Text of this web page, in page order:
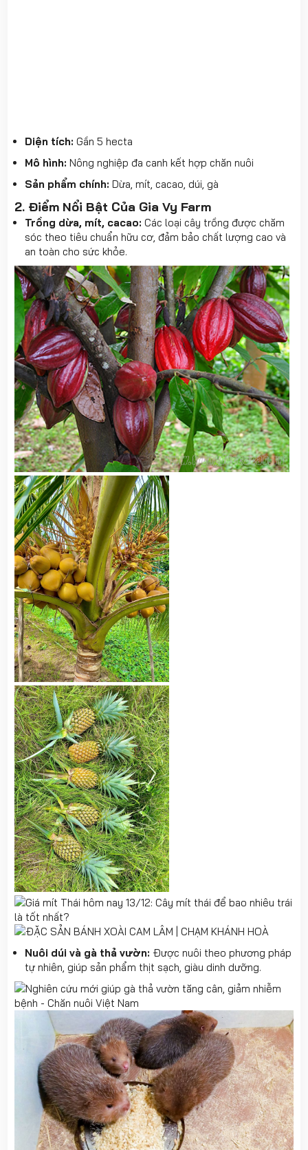
Diện tích: Gần 5 hecta
Mô hình: Nông nghiệp đa canh kết hợp chăn nuôi
Sản phẩm chính: Dừa, mít, cacao, dúi, gà
2. Điểm Nổi Bật Của Gia Vy Farm
Trồng dừa, mít, cacao: Các loại cây trồng được chăm
sóc theo tiêu chuẩn hữu cơ, đảm bảo chất lượng cao và
an toàn cho sức khỏe.
Nuôi dúi và gà thả vườn: Được nuôi theo phương pháp
tự nhiên, giúp sản phẩm thịt sạch, giàu dinh dưỡng.